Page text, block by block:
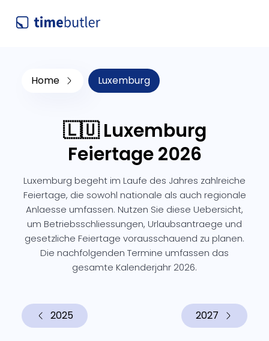
Home Luxemburg
🇱🇺 Luxemburg
Feiertage 2026
Luxemburg begeht im Laufe des Jahres zahlreiche
Feiertage, die sowohl nationale als auch regionale
Anlaesse umfassen. Nutzen Sie diese Uebersicht,
um Betriebsschliessungen, Urlaubsantraege und
gesetzliche Feiertage vorausschauend zu planen.
Die nachfolgenden Termine umfassen das
gesamte Kalenderjahr 2026.
2025 2027